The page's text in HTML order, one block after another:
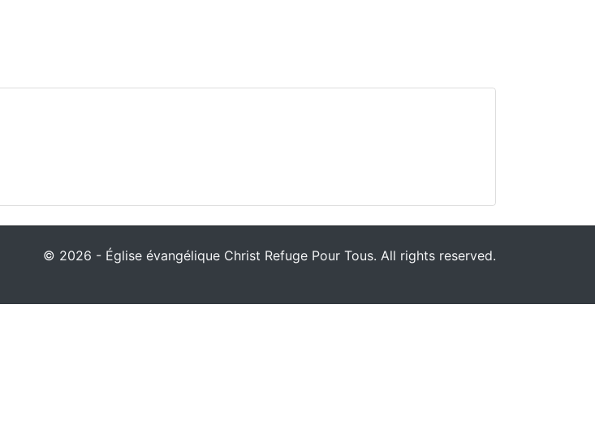
© 2026 - Église évangélique Christ Refuge Pour Tous. All rights reserved.